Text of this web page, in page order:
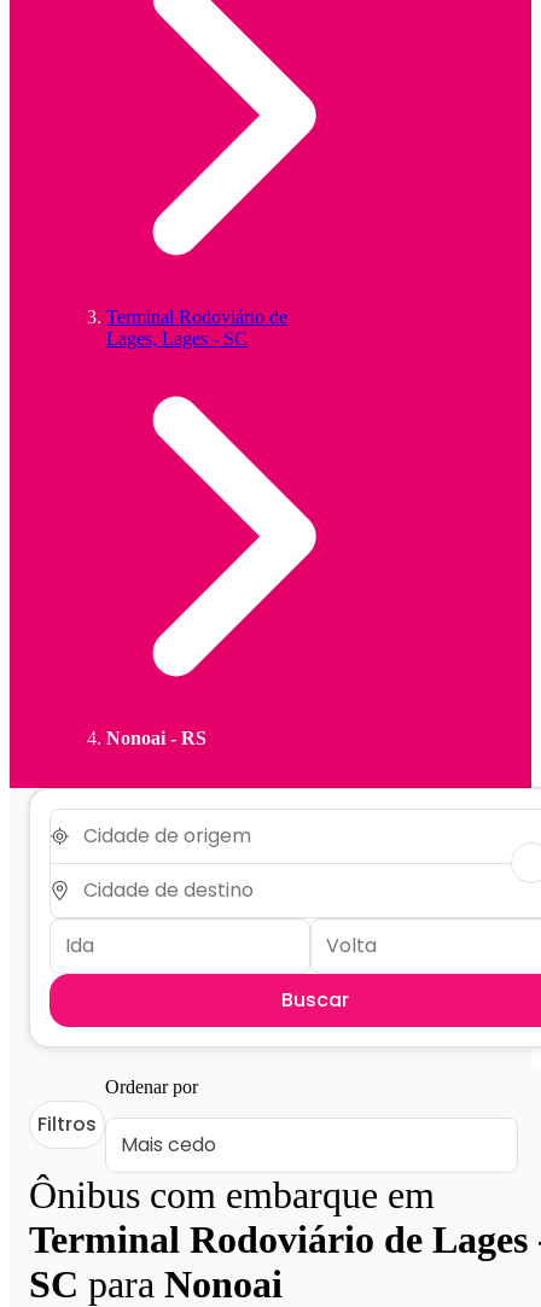
Terminal Rodoviário de
Lages, Lages - SC
Nonoai - RS
Buscar
Ônibus com embarque em
Terminal Rodoviário de Lages
SC para Nonoai
Filtros
Ordenar por